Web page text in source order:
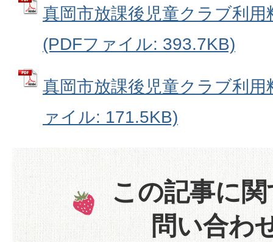
真岡市放課後児童クラブ利
(PDFファイル: 393.7KB)
真岡市放課後児童クラブ利
ァイル: 171.5KB)
この記事に
問い合わ